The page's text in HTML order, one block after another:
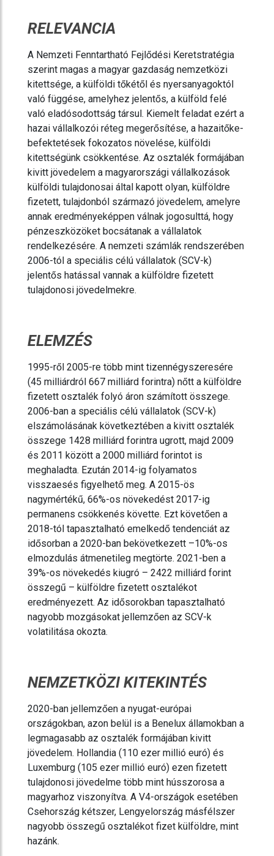
RELEVANCIA
A Nemzeti Fenntartható Fejlődési Keretstratégia
szerint magas a magyar gazdaság nemzetközi
kitettsége, a külföldi tőkétől és nyersanyagoktól
való függése, amelyhez jelentős, a külföld felé
való eladósodottság társul. Kiemelt feladat ezért a
hazai vállalkozói réteg megerősítése, a hazaitőke-
befektetések fokozatos növelése, külföldi
kitettségünk csökkentése. Az osztalék formájában
kivitt jövedelem a magyarországi vállalkozások
külföldi tulajdonosai által kapott olyan, külföldre
fizetett, tulajdonból származó jövedelem, amelyre
annak eredményeképpen válnak jogosulttá, hogy
pénzeszközöket bocsátanak a vállalatok
rendelkezésére. A nemzeti számlák rendszerében
2006-tól a speciális célú vállalatok (SCV-k)
jelentős hatással vannak a külföldre fizetett
tulajdonosi jövedelmekre.
ELEMZÉS
1995-ről 2005-re több mint tizennégyszeresére
(45 milliárdról 667 milliárd forintra) nőtt a külföldre
fizetett osztalék folyó áron számított összege.
2006-ban a speciális célú vállalatok (SCV-k)
elszámolásának következtében a kivitt osztalék
összege 1428 milliárd forintra ugrott, majd 2009
és 2011 között a 2000 milliárd forintot is
meghaladta. Ezután 2014-ig folyamatos
visszaesés figyelhető meg. A 2015-ös
nagymértékű, 66%-os növekedést 2017-ig
permanens csökkenés követte. Ezt követően a
2018-tól tapasztalható emelkedő tendenciát az
idősorban a 2020-ban bekövetkezett –10%-os
elmozdulás átmenetileg megtörte. 2021-ben a
39%-os növekedés kiugró – 2422 milliárd forint
összegű – külföldre fizetett osztalékot
eredményezett. Az idősorokban tapasztalható
nagyobb mozgásokat jellemzően az SCV-k
volatilitása okozta.
NEMZETKÖZI KITEKINTÉS
2020-ban jellemzően a nyugat-európai
országokban, azon belül is a Benelux államokban a
legmagasabb az osztalék formájában kivitt
jövedelem. Hollandia (110 ezer millió euró) és
Luxemburg (105 ezer millió euró) ezen fizetett
tulajdonosi jövedelme több mint hússzorosa a
magyarhoz viszonyítva. A V4-országok esetében
Csehország kétszer, Lengyelország másfélszer
nagyobb összegű osztalékot fizet külföldre, mint
hazánk.